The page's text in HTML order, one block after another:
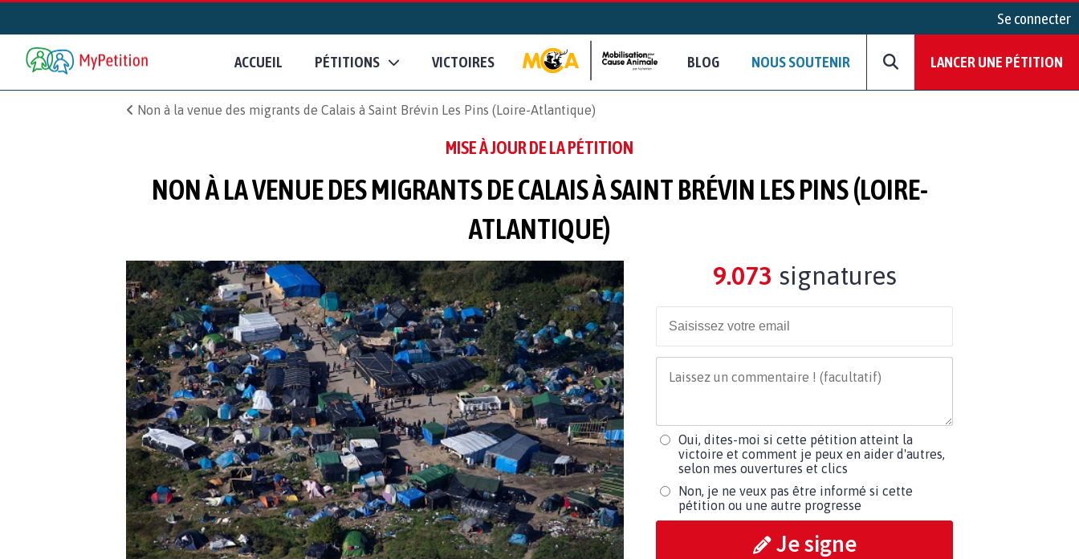
Se connecter
ACCUEIL PÉTITIONS VICTOIRES BLOG NOUS SOUTENIR LANCER UNE PÉTITION
Non à la venue des migrants de Calais à Saint Brévin Les Pins (Loire-Atlantique)
MISE À JOUR DE LA PÉTITION
NON À LA VENUE DES MIGRANTS DE CALAIS À SAINT BRÉVIN LES PINS (LOIRE-
ATLANTIQUE)
9.073 signatures
Oui, dites-moi si cette pétition atteint la
victoire et comment je peux en aider d'autres,
selon mes ouvertures et clics
Non, je ne veux pas être informé si cette
pétition ou une autre progresse
Je signe